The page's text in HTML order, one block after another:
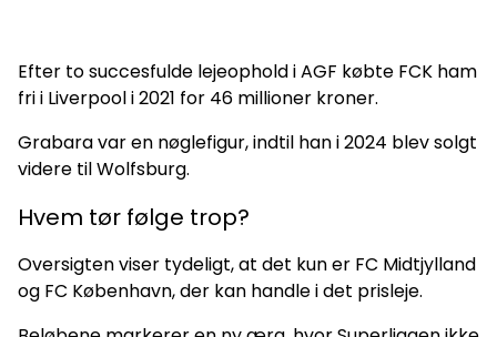
Efter to succesfulde lejeophold i AGF købte FCK ham
fri i Liverpool i 2021 for 46 millioner kroner.
Grabara var en nøglefigur, indtil han i 2024 blev solgt
videre til Wolfsburg.
Hvem tør følge trop?
Oversigten viser tydeligt, at det kun er FC Midtjylland
og FC København, der kan handle i det prisleje.